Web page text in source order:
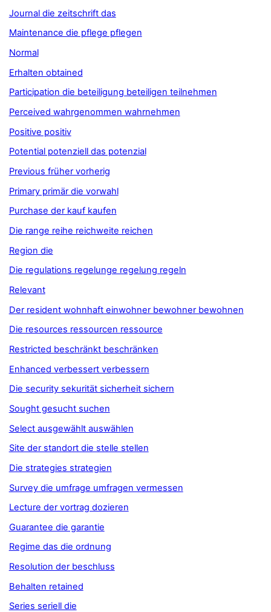
Journal die zeitschrift das
Maintenance die pflege pflegen
Normal
Erhalten obtained
Participation die beteiligung beteiligen teilnehmen
Perceived wahrgenommen wahrnehmen
Positive positiv
Potential potenziell das potenzial
Previous früher vorherig
Primary primär die vorwahl
Purchase der kauf kaufen
Die range reihe reichweite reichen
Region die
Die regulations regelunge regelung regeln
Relevant
Der resident wohnhaft einwohner bewohner bewohnen
Die resources ressourcen ressource
Restricted beschränkt beschränken
Enhanced verbessert verbessern
Die security sekurität sicherheit sichern
Sought gesucht suchen
Select ausgewählt auswählen
Site der standort die stelle stellen
Die strategies strategien
Survey die umfrage umfragen vermessen
Lecture der vortrag dozieren
Guarantee die garantie
Regime das die ordnung
Resolution der beschluss
Behalten retained
Series seriell die